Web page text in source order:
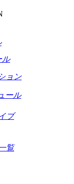
ル
ョン
ール
ブ
覧